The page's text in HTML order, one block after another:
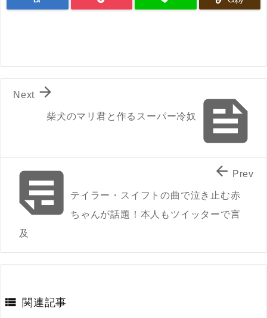

柴犬のマリ君と作るスーパー冷奴

Next
テイラー・スイフトの曲で泣き止む赤
ちゃんが話題！本人もツイッターで言
及
 Prev
 関連記事